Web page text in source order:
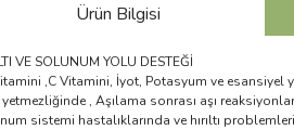
Ürün Bilgisi
VE SOLUNUM YOLU DESTEĞİ
,C Vitamini, İyot, Potasyum ve esansiyel
, Aşılama sonrası aşı
sistemi hastalıklarında ve hırıltı